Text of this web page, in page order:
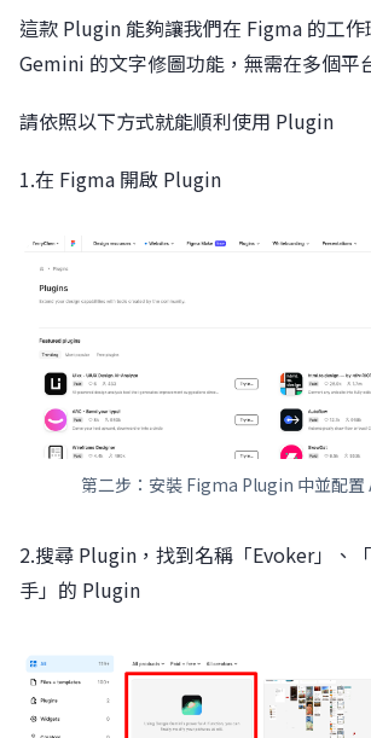
這款 Plugin 能夠讓我們在 Figma 的工
Gemini 的文字修圖功能，無需在多個平
請依照以下方式就能順利使用 Plugin
1.在 Figma 開啟 Plugin
第二步：安裝 Figma Plugin 中並配
2.搜尋 Plugin，找到名稱「Evoker」、
手」的 Plugin